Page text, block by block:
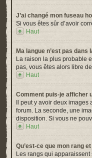
J’ai changé mon fuseau
Si vous êtes sûr d’avoir
Haut
Ma langue n’est pas dans
La raison la plus probable
pas, vous êtes alors libre
Haut
Comment puis-je afficher
Il peut y avoir deux
forum. La seconde, une
disposition. Si vous ne
Haut
Qu’est-ce que mon rang
Les rangs qui